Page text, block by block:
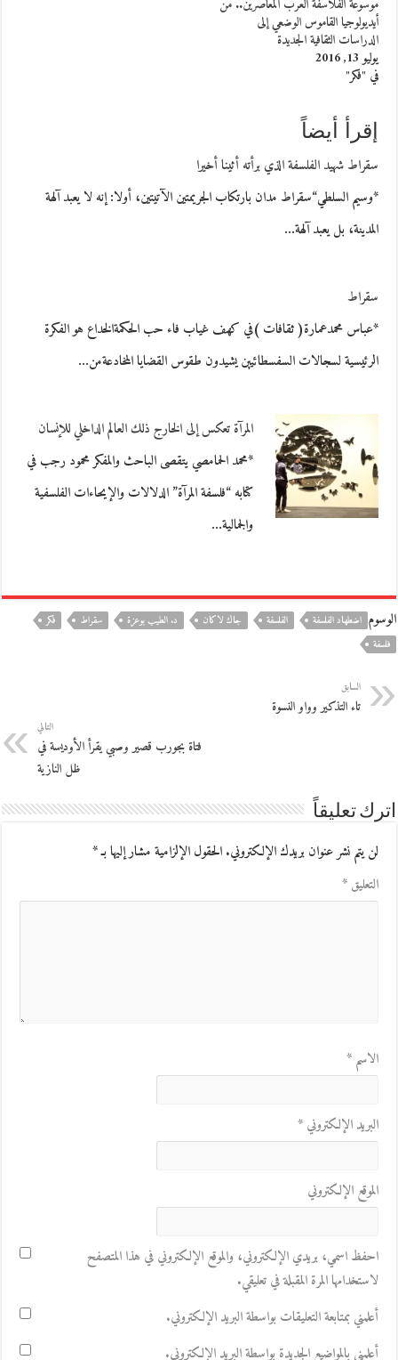
موسوعة الفلاسفة العرب المعاصرين.. من
أيديولوجيا القاموس الوضعي إلى
الدراسات الثقافية الجديدة
يوليو 13, 2016
في "فكر"
إقرأ أيضاً
سقراط شهيد الفلسفة الذي برأته أثينا أخيرا
*وسيم السلطي“سقراط مدان بارتكاب الجريمتين الآتيتين، أولا: إنه لا يعبد آلهة
المدينة، بل يعبد آلهة…
سقراط
*عباس محمدعمارة( ثقافات )في كهف غياب فاء حب الحكمةالخداع هو الفكرة
الرئيسية لسجالات السفسطائيين يشيدون طقوس القضايا المخادعةمن…
المرآة تعكس إلى الخارج ذلك العالم الداخلي للإنسان
*محمد الحمامصي يتقصى الباحث والمفكر محمود رجب في
كتابه “فلسفة المرآة” الدلالات والإيحاءات الفلسفية
والجمالية…
الوسوم اضطهاد الفلسفة الفلسفة جاك لاكان د. الطيب بوعزة سقراط
فكر
فلسفة
السابق
تاء التذكير وواو النسوة
التالي
فتاة بجورب قصير وصبي يقرأ الأوديسة في
ظل النازية
اترك تعليقاً
لن يتم نشر عنوان بريدك الإلكتروني.الحقول الإلزامية مشار إليها بـ*
التعليق*
الاسم*
البريد الإلكتروني*
الموقع الإلكتروني
احفظ اسمي، بريدي الإلكتروني، والموقع الإلكتروني في هذا المتصفح
لاستخدامها المرة المقبلة في تعليقي.
أعلمني بمتابعة التعليقات بواسطة البريد الإلكتروني.
أعلمني بالمواضيع الجديدة بواسطة البريد الإلكتروني.